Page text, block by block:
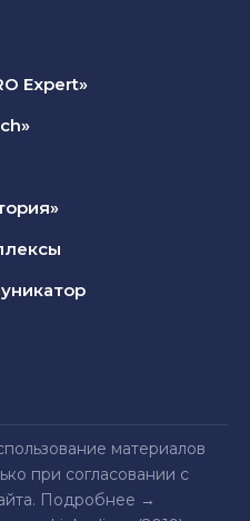
Expert»
материалов
при согласовании с
Подробнее →